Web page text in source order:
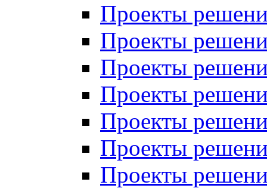
Проекты
Проекты
Проекты
Проекты
Проекты
Проекты
Проекты